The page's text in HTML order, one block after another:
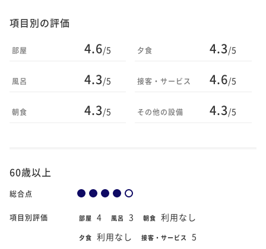
項目別の評価
部屋 4.6/5
風呂 4.3/5
朝食 4.3/5
夕食 4.3/5
接客・サービス 4.6/5
その他の設備 4.3/5
60歳以上
総合点
項目別評価 部屋 4 風呂 3 朝食 利用なし
夕食 利用なし 接客・サービス 5